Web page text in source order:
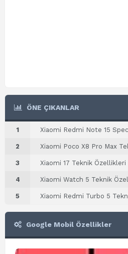
ÖNE ÇIKANLAR
1 Xiaomi Redmi Note 15
2 Xiaomi Poco X8 Pro Max
3 Xiaomi 17 Teknik Özellikleri
4 Xiaomi Watch 5 Teknik
5 Xiaomi Redmi Turbo 5
Google Mobil Özellikler